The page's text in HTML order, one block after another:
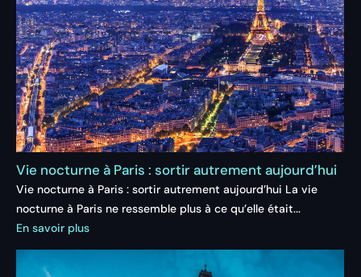
Vie nocturne à Paris : sortir autrement aujourd’hui
Vie nocturne à Paris : sortir autrement aujourd’hui La vie
nocturne à Paris ne ressemble plus à ce qu’elle était...
En savoir plus